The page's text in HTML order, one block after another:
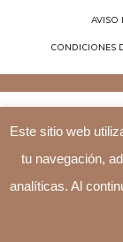
AVISO
CONDICIONES
Este sitio web
tu navegación,
analíticas. Al